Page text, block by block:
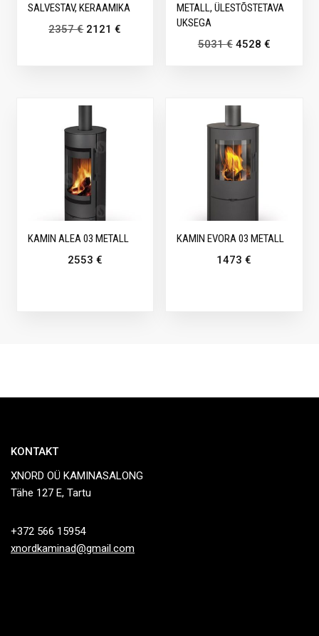
SALVESTAV, KERAAMIKA
2357€ 2121€
METALL, ÜLESTÕSTETAVA
UKSEGA
5031€ 4528 €
KAMIN ALEA 03 METALL
2553 €
KAMIN EVORA 03 METALL
1473€
KONTAKT
XNORD OÜ KAMINASALONG
Tähe 127 E, Tartu
+372 566 15954
xnordkaminad@gmail.com